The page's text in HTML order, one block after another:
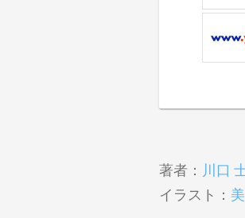
著者： 川口
イラスト：